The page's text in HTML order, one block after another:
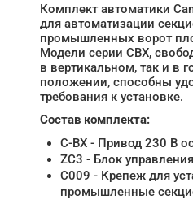
Комплект автоматики
для автоматизации
промышленных ворот
Модели серии CBX,
в вертикальном, так и в
положении, способны
требования к установке.
Состав комплекта:
C-BX - Привод 230 В
ZC3 - Блок управления
C009 - Крепеж для
промышленные